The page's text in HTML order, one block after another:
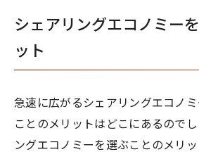
シェアリングエコノミー
ット
急速に広がるシェアリングエコノ
ことのメリットはどこにあるので
ングエコノミーを選ぶことのメリッ